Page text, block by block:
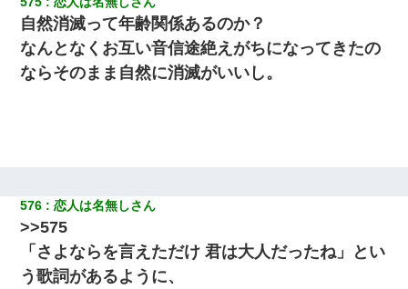
自然消滅って年齢関係あるのか？
なんとなくお互い音信途絶えがちになってきたの
ならそのまま自然に消滅がいいし。
576 恋人は名無しさん
>>575
「さよならを言えただけ 君は大人だったね」とい
う歌詞があるように、